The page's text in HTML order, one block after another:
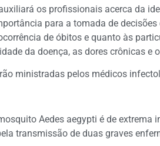
os profissionais acerca da
para a tomada de
de óbitos e quanto às
da doença, as dores crônicas
ministradas pelos médicos
Aedes aegypti é de
transmissão de duas graves